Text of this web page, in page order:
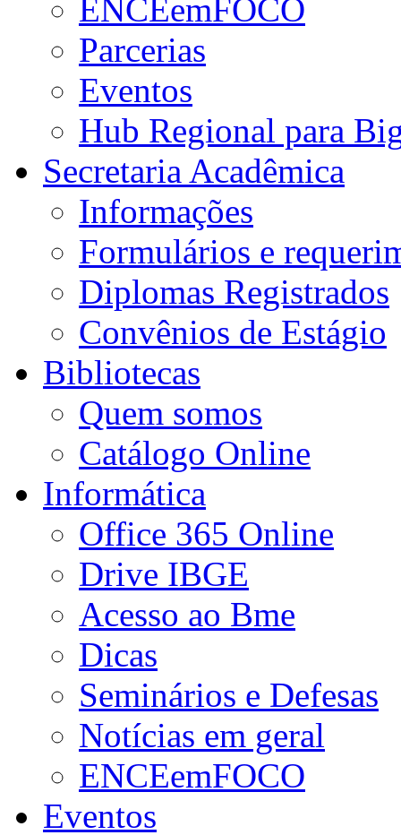
ENCEemFOCO
Parcerias
Eventos
Hub Regional para
Secretaria Acadêmica
Informações
Formulários e
Diplomas Registrados
Convênios de Estágio
Bibliotecas
Quem somos
Catálogo Online
Informática
Office 365 Online
Drive IBGE
Acesso ao Bme
Dicas
Seminários e Defesas
Notícias em geral
ENCEemFOCO
Eventos